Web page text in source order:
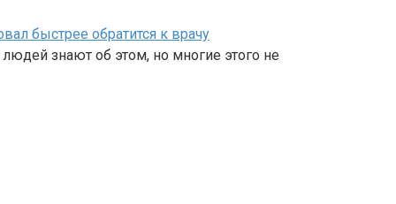
быстрее обратится к врачу
знают об этом, но многие этого не